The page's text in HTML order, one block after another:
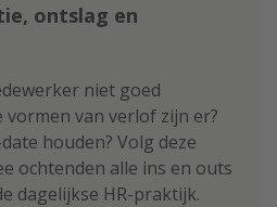
ontslag en
niet goed
van verlof zijn er?
houden? Volg deze
ochtenden alle ins en outs
dagelijkse HR-praktijk.